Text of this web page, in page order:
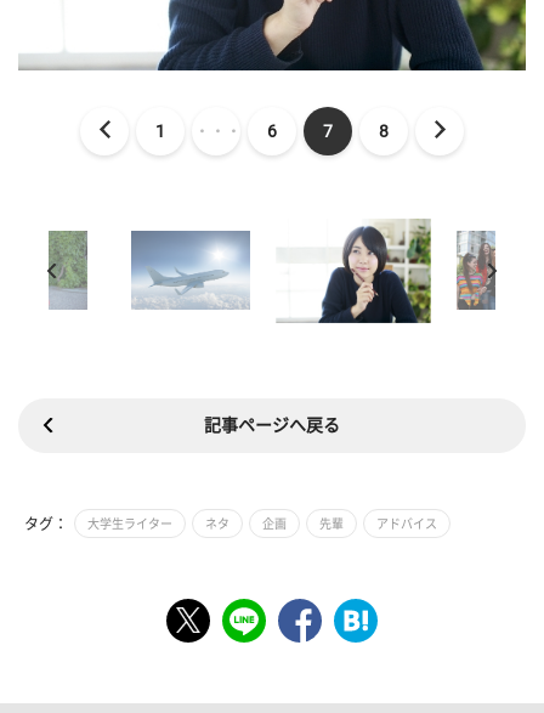
1 ・・・ 6 7 8
記事ページへ戻る
タグ： 大学生ライター ネタ 企画 先輩 アドバイス